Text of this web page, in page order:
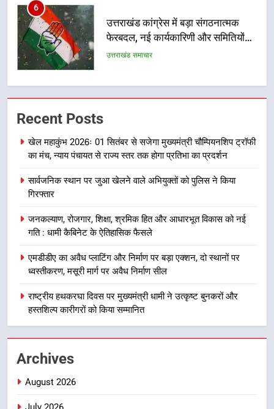
6
उत्तराखंड कांग्रेस में बड़ा संगठनात्मक
फेरबदल, नई कार्यकारिणी और समितियों
का गठन
उत्तराखंड समाचार
7
भर्ती
उत्तराखंड समाचार
दिल्ली-देहरादून आर्थिक कॉरिडोर से जुड़ी
का डीएम ने किया निरीक्षण; समयबद्ध एवं
गुणवत्तापूर्ण निर्माण सुनिश्चित करने के
नहींः डीएम
उत्तराखंड समाचार
खेल महाकुंभ 2026ः 01 सितंबर से सजेगा
न्याय पंचायत से राज्य स्तर तक होगा
प्रतिभा का प्रदर्शन
उत्तराखंड समाचार
Recent Posts
खेल महाकुंभ 2026ः 01 सितंबर से सजेगा मुख्यमंत्री चौम्पियनशिप ट्रॉफी
का मंच, न्याय पंचायत से राज्य स्तर तक होगा प्रतिभा का प्रदर्शन
सार्वजनिक स्थान पर जुआ खेलने वाले अभियुक्तों को पुलिस ने किया
गिरफ्तार
जनकल्याण, रोजगार, शिक्षा, श्रमिक हित और आधारभूत विकास को नई
गति : धामी कैबिनेट के ऐतिहासिक फैसले
एमडीडीए का अवैध प्लाटिंग और निर्माण पर बड़ा एक्शन, दो स्थानों पर
ध्वस्तीकरण, मसूरी मार्ग पर अवैध निर्माण सील
राष्ट्रीय हथकरघा दिवस पर मुख्यमंत्री धामी ने उत्कृष्ट बुनकरों और
हस्तशिल्प कारीगरों को किया सम्मानित
Archives
August 2026